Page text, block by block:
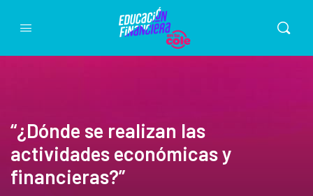
“¿Dónde se realizan las
actividades económicas y
financieras?”